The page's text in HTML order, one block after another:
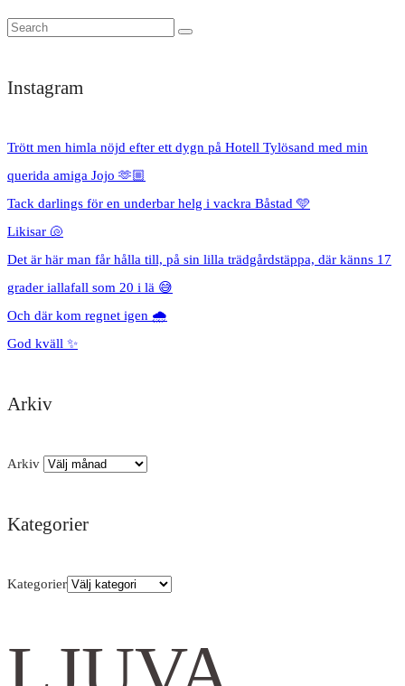
Instagram
Trött men himla nöjd efter ett dygn på Hotell Tylösand med min
querida amiga Jojo 🫶🏼
Tack darlings för en underbar helg i vackra Båstad 🩵
Likisar 🐚
Det är här man får hålla till, på sin lilla trädgårdstäppa, där känns 17
grader iallafall som 20 i lä 😅
Och där kom regnet igen 🌧️
God kväll ✨
Arkiv
Arkiv
Kategorier
Kategorier